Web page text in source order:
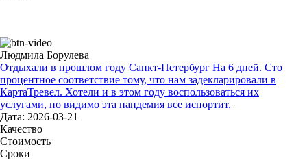
Людмила Борулева
Отдыхали в прошлом году Санкт-Петербург На 6 дней. Сто
процентное соответствие тому, что нам задекларировали в
КартаТревел. Хотели и в этом году воспользоваться их
услугами, но видимо эта пандемия все испортит.
Дата: 2026-03-21
Качество
Стоимость
Сроки